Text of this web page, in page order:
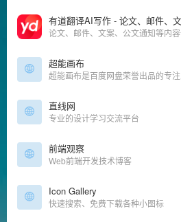
有道翻译AI写作 - 论文、邮件、
超能画布
直线网
专业的设计学习交流平台
前端观察
Web前端开发技术博客
Icon Gallery
快速搜索、免费下载各种小图标